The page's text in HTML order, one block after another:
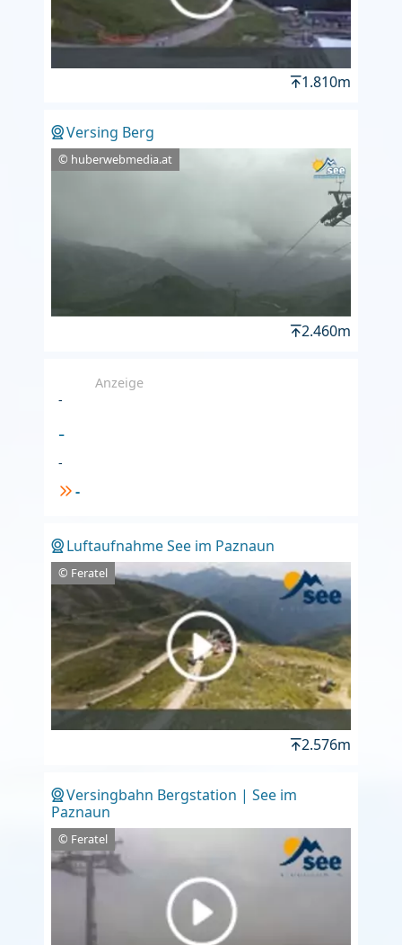
1.810m
Versing Berg
© huberwebmedia.at
2.460m
Anzeige
-
-
-
-
Luftaufnahme See im Paznaun
© Feratel
2.576m
Versingbahn Bergstation | See im
Paznaun
© Feratel